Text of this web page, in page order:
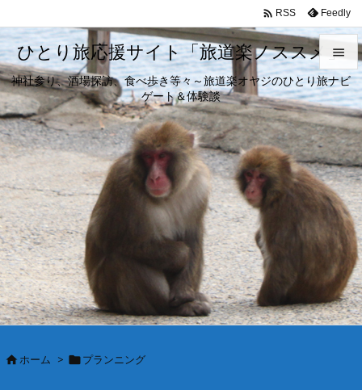
ひとり旅応援サイト「旅道楽ノススメ」
神社参り、酒場探訪、食べ歩き等々～旅道楽オヤジのひとり旅ナビ
ゲート＆体験談


メニュ

サイド

前へ

次へ

検索
 RSS Feedly
ホーム > プランニング